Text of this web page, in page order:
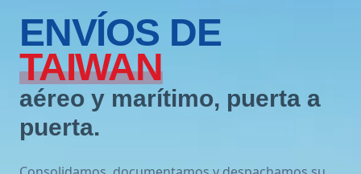
ENVÍOS DE
TAIWAN
aéreo y marítimo, puerta a
puerta.